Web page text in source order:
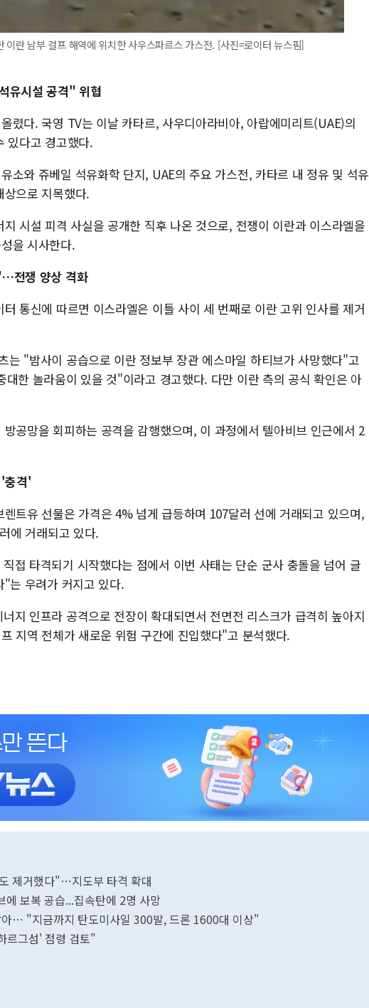
이란 남부 걸프 해역에 위치한 사우스파르스 가스전. [사진=로이터 뉴스핌]
유시설 공격" 위협
렸다. 국영 TV는 이날 카타르, 사우디아라비아, 아랍에미리트(UAE)의
있다고 경고했다.
소와 쥬베일 석유화학 단지, UAE의 주요 가스전, 카타르 내 정유 및 석유
으로 지목했다.
시설 피격 사실을 공개한 직후 나온 것으로, 전쟁이 이란과 이스라엘을
을 시사한다.
전쟁 양상 격화
통신에 따르면 이스라엘은 이틀 사이 세 번째로 이란 고위 인사를 제거
는 "밤사이 공습으로 이란 정보부 장관 에스마일 하티브가 사망했다"고
한 놀라움이 있을 것"이라고 경고했다. 다만 이란 측의 공식 확인은 아
공망을 회피하는 공격을 감행했으며, 이 과정에서 텔아비브 인근에서 2
충격'
트유 선물은 가격은 4% 넘게 급등하며 107달러 선에 거래되고 있으며,
에 거래되고 있다.
접 타격되기 시작했다는 점에서 이번 사태는 단순 군사 충돌을 넘어 글
는 우려가 커지고 있다.
지 인프라 공격으로 전장이 확대되면서 전면전 리스크가 급격히 높아지
지역 전체가 새로운 위험 구간에 진입했다"고 분석했다.
제거했다"…지도부 타격 확대
에 보복 공습...집속탄에 2명 사망
아… "지금까지 탄도미사일 300발, 드론 1600대 이상"
르그섬' 점령 검토"